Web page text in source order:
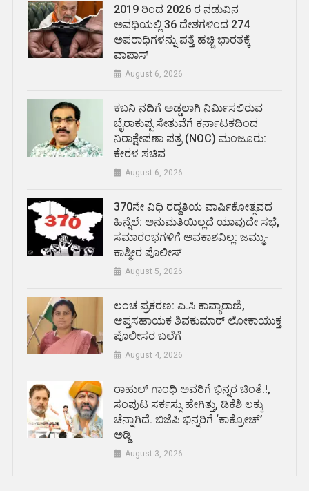
2019 ರಿಂದ 2026 ರ ನಡುವಿನ
ಅವಧಿಯಲ್ಲಿ 36 ದೇಶಗಳಿಂದ 274
ಅಪರಾಧಿಗಳನ್ನು ಪತ್ತೆ ಹಚ್ಚಿ ಭಾರತಕ್ಕೆ
ವಾಪಾಸ್
August 6, 2026
ಕಬನಿ ನದಿಗೆ ಅಡ್ಡಲಾಗಿ ನಿರ್ಮಿಸಲಿರುವ
ಬೈರಾಕುಪ್ಪ ಸೇತುವೆಗೆ ಕರ್ನಾಟಕದಿಂದ
ನಿರಾಕ್ಷೇಪಣಾ ಪತ್ರ (NOC) ಮಂಜೂರು:
ಕೇರಳ ಸಚಿವ
August 6, 2026
370ನೇ ವಿಧಿ ರದ್ದತಿಯ ವಾರ್ಷಿಕೋತ್ಸವದ
ಹಿನ್ನೆಲೆ: ಅನುಮತಿಯಿಲ್ಲದೆ ಯಾವುದೇ ಸಭೆ,
ಸಮಾರಂಭಗಳಿಗೆ ಅವಕಾಶವಿಲ್ಲ: ಜಮ್ಮು-
ಕಾಶ್ಮೀರ ಪೊಲೀಸ್
August 5, 2026
ಲಂಚ ಪ್ರಕರಣ: ಎ.ಸಿ ಕಾವ್ಯಾರಾಣಿ,
ಆಪ್ತಸಹಾಯಕ ಶಿವಕುಮಾರ್‌ ಲೋಕಾಯುಕ್ತ
ಪೊಲೀಸರ ಬಲೆಗೆ
August 4, 2026
ರಾಹುಲ್ ಗಾಂಧಿ ಅವರಿಗೆ ಭಿನ್ನರ ಚಿಂತೆ.!,
ಸಂಪುಟ ಸರ್ಕಸ್ಸು ಹೇಗಿತ್ತು, ಡಿಕೆಶಿ ಲಕ್ಕು
ಚೆನ್ನಾಗಿದೆ. ಬಿಜೆಪಿ ಭಿನ್ನರಿಗೆ ‘ಕಾಕ್ರೋಚ್’
ಅಡ್ಡಿ
August 3, 2026